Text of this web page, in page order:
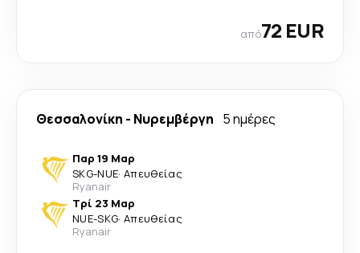
από72 EUR
Θεσσαλονίκη - Νυρεμβέργη 5 ημέρες
Παρ 19 Μαρ
SKG-NUE· Απευθείας
Ryanair
Τρί 23 Μαρ
NUE-SKG· Απευθείας
Ryanair